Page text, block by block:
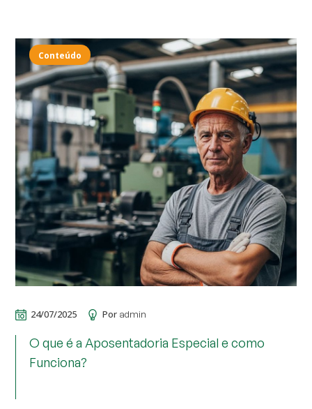
Conteúdo
24/07/2025 Por admin
O que é a Aposentadoria Especial e como
Funciona?